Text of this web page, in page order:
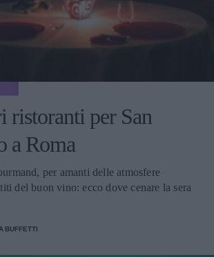
per San
a Roma
per amanti delle atmosfere
del buon vino: ecco dove cenare la sera
BUFFETTI